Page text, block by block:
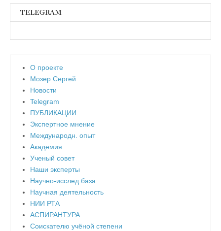
TELEGRAM
О проекте
Мозер Сергей
Новости
Telegram
ПУБЛИКАЦИИ
Экспертное мнение
Международн. опыт
Академия
Ученый совет
Наши эксперты
Научно-исслед.база
Научная деятельность
НИИ РТА
АСПИРАНТУРА
Соискателю учёной степени